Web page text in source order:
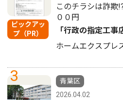
ピックアッ
プ（PR）
このチラシは詐欺
００円
「行政の指定工事
ホームエクスプ
3
青葉区
2026.04.02